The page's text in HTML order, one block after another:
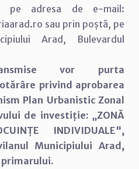
pe adresa de e-mail:
sau prin poștă, pe
Arad, Bulevardul
vor purta
privind aprobarea
Plan Urbanistic Zonal
de investiție: „ZONĂ
INDIVIDUALE",
Municipiului Arad,